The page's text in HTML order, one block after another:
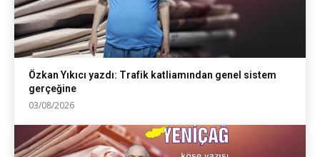
Özkan Yıkıcı yazdı: Trafik katliamından genel sistem
gerçeğine
03/08/2026